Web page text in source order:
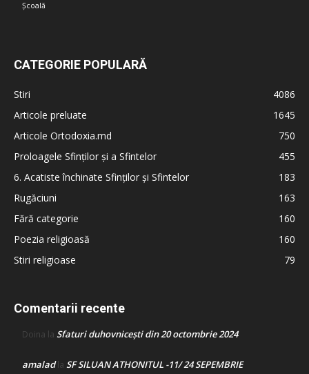
Școală
CATEGORIE POPULARĂ
Stiri
4086
Articole preluate
1645
Articole Ortodoxia.md
750
Proloagele Sfinților și a Sfintelor
455
6. Acatiste închinate Sfinților și Sfintelor
183
Rugăciuni
163
Fără categorie
160
Poezia religioasă
160
Stiri religioase
79
Comentarii recente
Doina la Sfaturi duhovnicești din 20 octombrie 2024
amaladla SF SILUAN ATHONITUL -11/ 24 SEPEMBRIE